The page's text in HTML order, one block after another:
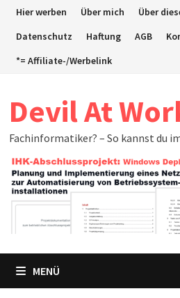
ZumHier werben Über mich Über
Datenschutz
Haftung AGB
*= Affiliate-/Werbelink
Devil At
Fachinformatiker? – So kannst du
MENÜ